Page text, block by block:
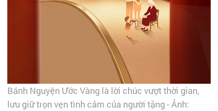
Bánh Nguyện Ước Vàng là lời chúc vượt thời gian,
lưu giữ trọn vẹn tình cảm của người tặng - Ảnh: